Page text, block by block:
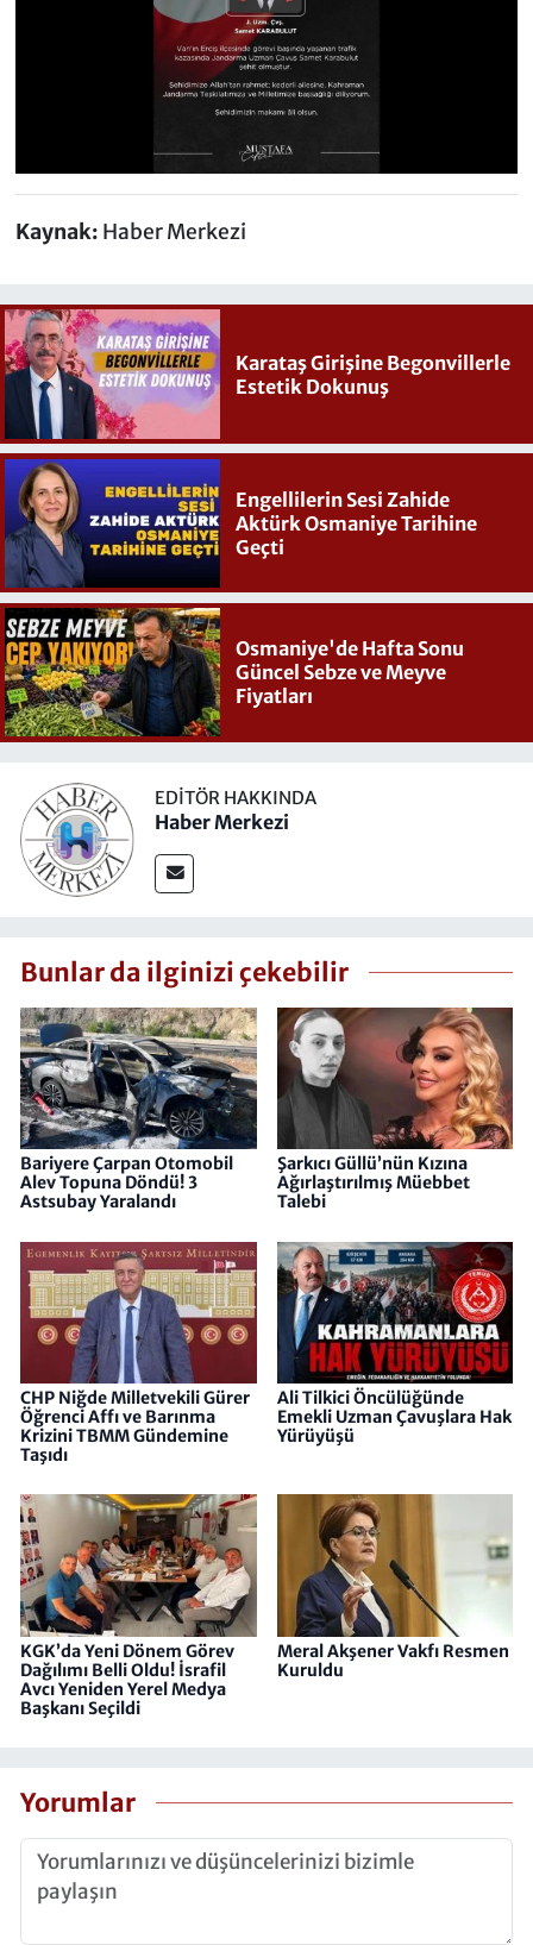
Kaynak: Haber Merkezi
Karataş Girişine Begonvillerle
Estetik Dokunuş
Engellilerin Sesi Zahide
Aktürk Osmaniye Tarihine
Geçti
Osmaniye'de Hafta Sonu
Güncel Sebze ve Meyve
Fiyatları
EDITÖR HAKKINDA
Haber Merkezi
Bunlar da ilginizi çekebilir
Bariyere Çarpan Otomobil
Alev Topuna Döndü! 3
Astsubay Yaralandı
Şarkıcı Güllü’nün Kızına
Ağırlaştırılmış Müebbet
Talebi
CHP Niğde Milletvekili Gürer
Öğrenci Affı ve Barınma
Krizini TBMM Gündemine
Taşıdı
Ali Tilkici Öncülüğünde
Emekli Uzman Çavuşlara Hak
Yürüyüşü
KGK’da Yeni Dönem Görev
Dağılımı Belli Oldu! İsrafil
Avcı Yeniden Yerel Medya
Başkanı Seçildi
Meral Akşener Vakfı Resmen
Kuruldu
Yorumlar